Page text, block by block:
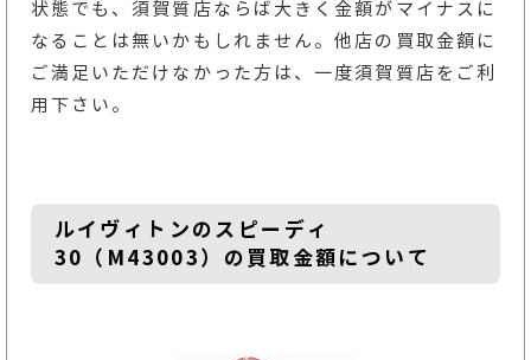
状態でも、須賀質店ならば大きく金額がマイナスに
なることは無いかもしれません。他店の買取金額に
ご満足いただけなかった方は、一度須賀質店をご利
用下さい。
ルイヴィトンのスピーディ
30（M43003）の買取金額について